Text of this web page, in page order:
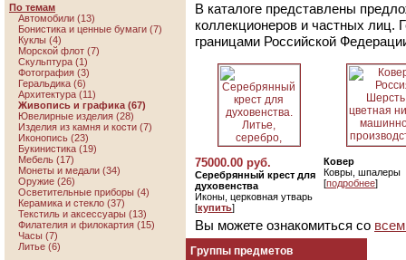
По темам
Автомобили (13)
Бонистика и ценные бумаги (7)
Куклы (4)
Морской флот (7)
Скульптура (1)
Фотография (3)
Геральдика (6)
Архитектура (11)
Живопись и графика (67)
Ювелирные изделия (28)
Изделия из камня и кости (7)
Иконопись (23)
Букинистика (19)
Мебель (17)
Монеты и медали (34)
Оружие (26)
Осветительные приборы (4)
Керамика и стекло (37)
Текстиль и аксессуары (13)
Филателия и филокартия (15)
Часы (7)
Литье (6)
В каталоге представлены
коллекционеров и частных лиц.
границами Российской
75000.00 руб.
Серебрянный крест для
духовенства
Иконы, церковная утварь
[купить]
Ковер
Ковры, шпалеры
[подробнее]
Вы можете ознакомиться со
Группы предметов